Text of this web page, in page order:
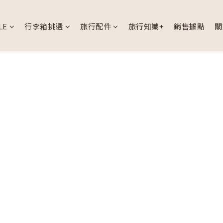
行李箱挑選 旅行配件 旅行知識+ 銷售據點